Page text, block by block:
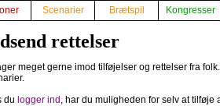
Scenarier Brætspil Kongresser
rettelser
meget gerne imod tilføjelser og rettelser fra
du logger ind , har du muligheden for selv at